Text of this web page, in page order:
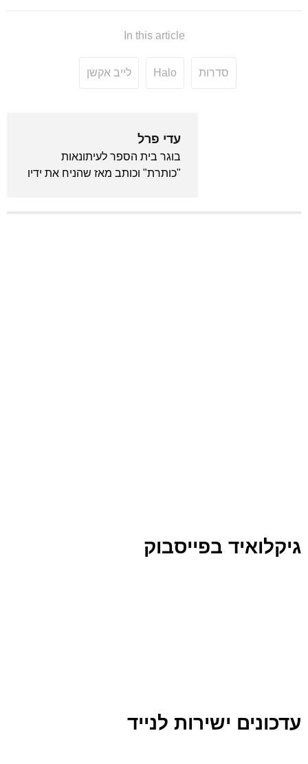
In this article
סדרות Halo לייב אקשן
עדי פרל
בוגר בית הספר לעיתונאות
"כותרת" וכותב מאז שהניח את ידיו
גיקלואיד בפייסבוק
עדכונים ישירות לנייד